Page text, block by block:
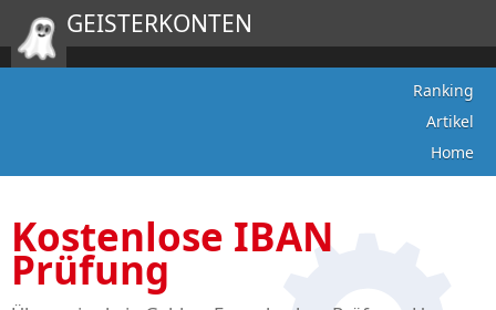
GEISTERKONTEN
Ranking
Artikel
Home
Kostenlose IBAN
Prüfung